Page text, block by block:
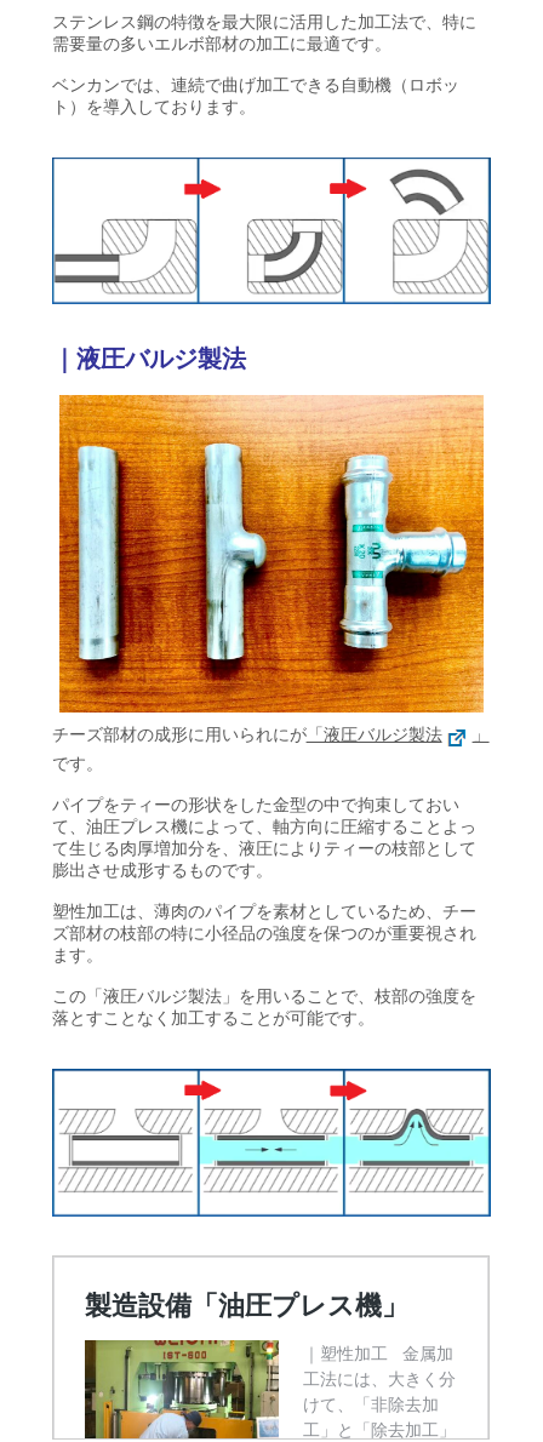
ステンレス鋼の特徴を最大限に活用した加工法で、特に
需要量の多いエルボ部材の加工に最適です。
ベンカンでは、連続で曲げ加工できる自動機（ロボッ
ト）を導入しております。
液圧バルジ製法
チーズ部材の成形に用いられにが「液圧バルジ製法
」
です。
パイプをティーの形状をした金型の中で拘束しておい
て、油圧プレス機によって、軸方向に圧縮することよっ
て生じる肉厚増加分を、液圧によりティーの枝部として
膨出させ成形するものです。
塑性加工は、薄肉のパイプを素材としているため、チー
ズ部材の枝部の特に小径品の強度を保つのが重要視され
ます。
この「液圧バルジ製法」を用いることで、枝部の強度を
落とすことなく加工することが可能です。